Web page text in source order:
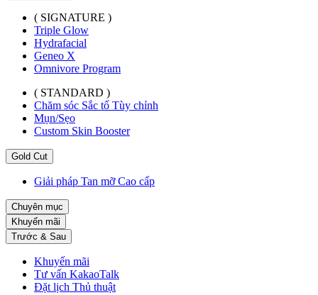
( SIGNATURE )
Triple Glow
Hydrafacial
Geneo X
Omnivore Program
( STANDARD )
Chăm sóc Sắc tố Tùy chỉnh
Mụn/Sẹo
Custom Skin Booster
Gold Cut
Giải pháp Tan mỡ Cao cấp
Chuyên mục
Khuyến mãi
Trước & Sau
Khuyến mãi
Tư vấn KakaoTalk
Đặt lịch Thủ thuật